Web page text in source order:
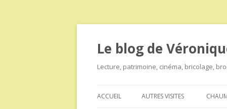
Le blog de
Lecture, patrimoine, cinéma, bricolage,
ACCUEIL AUTRES VISITES